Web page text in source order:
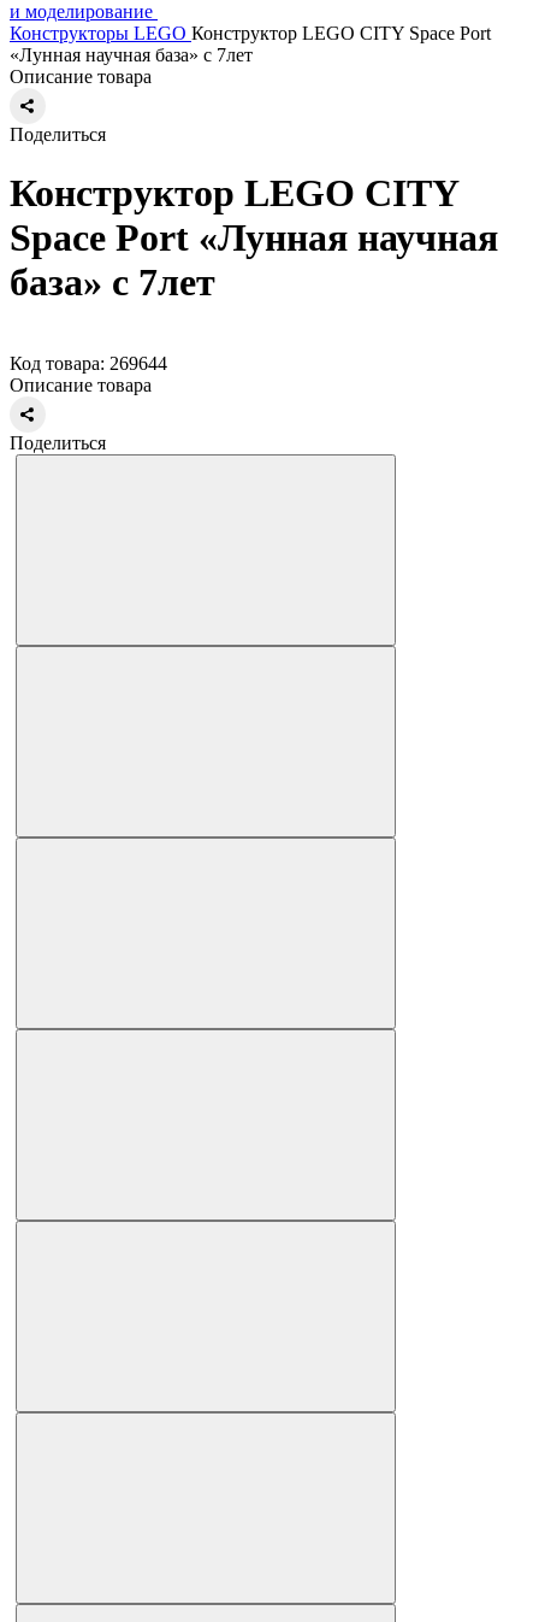
и моделирование
Конструкторы LEGO Конструктор LEGO CITY Space Port
«Лунная научная база» с 7лет
Описание товара
Поделиться
Конструктор LEGO CITY
Space Port «Лунная научная
база» с 7лет
Код товара: 269644
Описание товара
Поделиться